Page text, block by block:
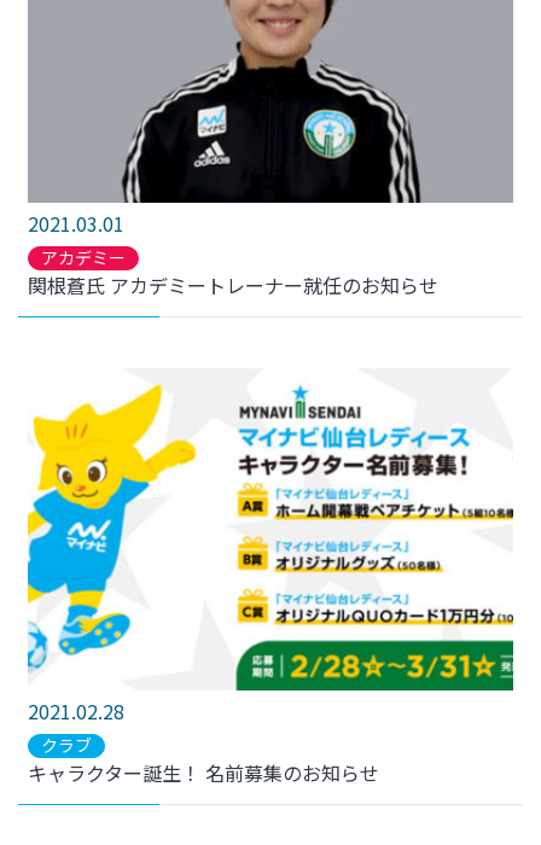
2021.03.01
アカデミー
関根蒼氏 アカデミートレーナー就任のお知らせ
2021.02.28
クラブ
キャラクター誕生！ 名前募集のお知らせ